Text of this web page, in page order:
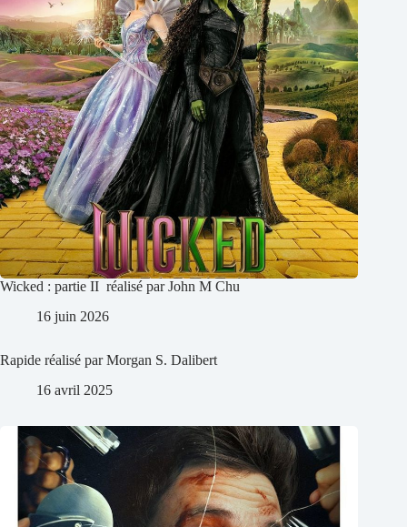
Wicked : partie II réalisé par John M Chu
16 juin 2026
Rapide réalisé par Morgan S. Dalibert
16 avril 2025